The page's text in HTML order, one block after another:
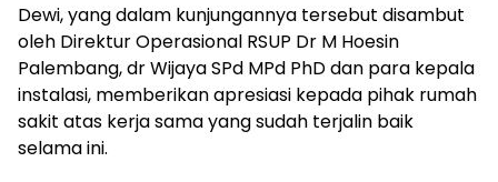
Dewi, yang dalam kunjungannya tersebut disambut
oleh Direktur Operasional RSUP Dr M Hoesin
Palembang, dr Wijaya SPd MPd PhD dan para kepala
instalasi, memberikan apresiasi kepada pihak rumah
sakit atas kerja sama yang sudah terjalin baik
selama ini.